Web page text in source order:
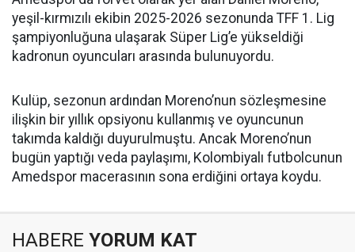
yeşil-kırmızılı ekibin 2025-2026 sezonunda TFF 1. Lig
şampiyonluğuna ulaşarak Süper Lig’e yükseldiği
kadronun oyuncuları arasında bulunuyordu.
Kulüp, sezonun ardından Moreno’nun sözleşmesine
ilişkin bir yıllık opsiyonu kullanmış ve oyuncunun
takımda kaldığı duyurulmuştu. Ancak Moreno’nun
bugün yaptığı veda paylaşımı, Kolombiyalı futbolcunun
Amedspor macerasının sona erdiğini ortaya koydu.
HABERE YORUM KAT